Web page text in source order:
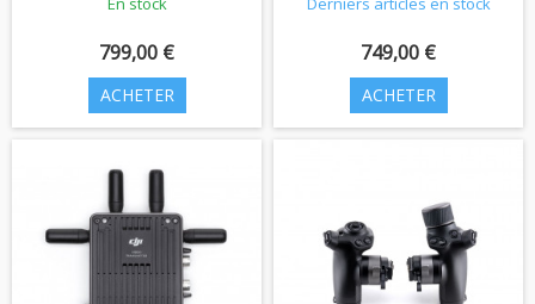
799,00 €
ACHETER
749,00 €
ACHETER